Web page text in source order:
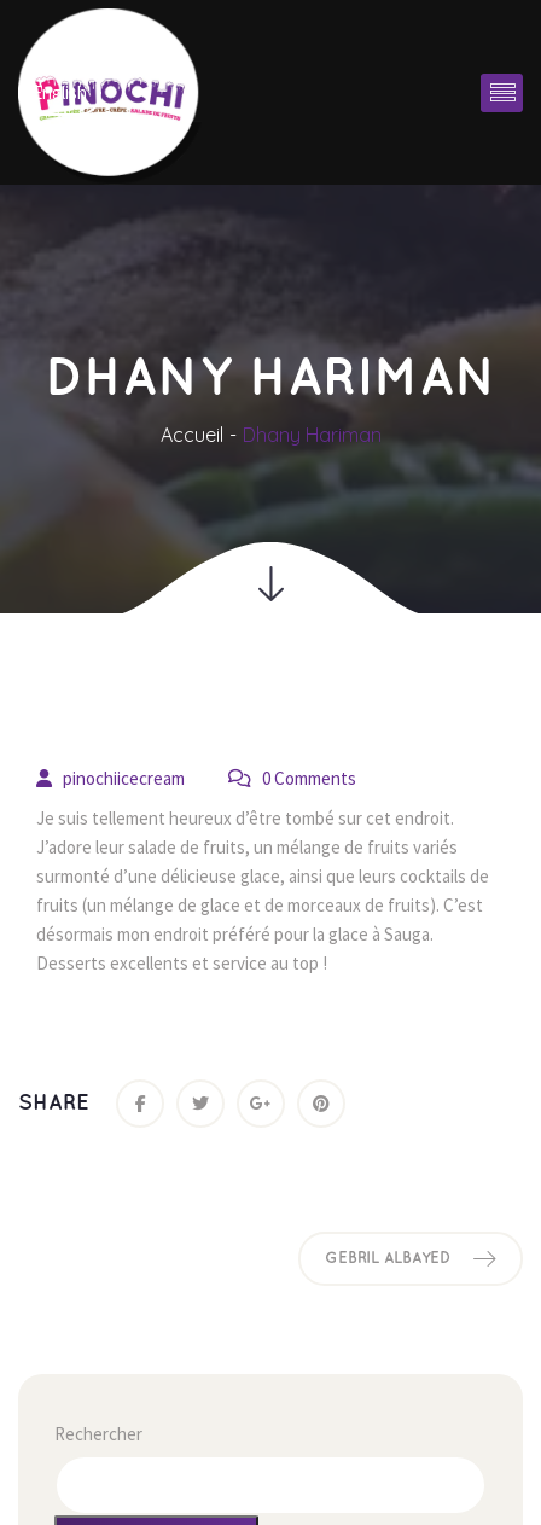
English
DHANY HARIMAN
Accueil Dhany Hariman
pinochiicecream
0 Comment
Je suis tellement heureux d’être tombé sur cet endroit.
J’adore leur salade de fruits, un mélange de fruits variés
urmonté d’une délicieuse glace, ainsi que leurs cocktails de
fruits (un mélange de glace et de morceaux de fruits). C’est
désormais mon endroit préféré pour la glace à Sauga.
Desserts excellents et service au top !
SHARE
GEBRIL ALBAYED
Rechercher